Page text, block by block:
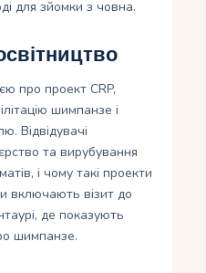
для зйомки з човна.
про проект CRP,
шимпанзе і
Відвідувачі
та вирубування
і чому такі проекти
включають візит до
де показують
шимпанзе.